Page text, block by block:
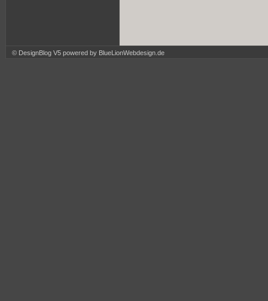
© DesignBlog V5 powered by BlueLionWebdesign.de